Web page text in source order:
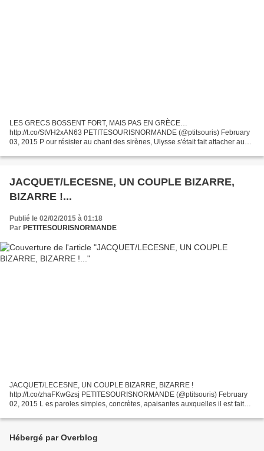
LES GRECS BOSSENT FORT, MAIS PAS EN GRÈCE…
http://t.co/StVH2xAN63 PETITESOURISNORMANDE (@ptitsouris) February
03, 2015 P our résister au chant des sirènes, Ulysse s'était fait attacher au
JACQUET/LECESNE, UN COUPLE BIZARRE,
BIZARRE !...
Publié le 02/02/2015 à 01:18
Par PETITESOURISNORMANDE
JACQUET/LECESNE, UN COUPLE BIZARRE, BIZARRE !
http://t.co/zhaFKwGzsj PETITESOURISNORMANDE (@ptitsouris) February
02, 2015 L es paroles simples, concrètes, apaisantes auxquelles il est fait
Hébergé par Overblog